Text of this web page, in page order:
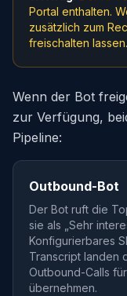
Portal enthalten.
zusätzlich zum
freischalten lassen.
Wenn der Bot
zur Verfügung,
Pipeline:
Outbound-Bot
Der Bot ruft die
sie als „Sehr
Konfigurierbares
Transcript landen
Outbound-Calls
übernehmen.